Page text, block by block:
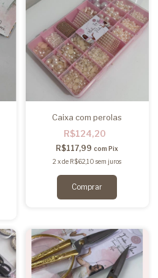
Caixa com perolas
R$124,20
R$117,99com Pix
2 xde R$62,10 sem juros